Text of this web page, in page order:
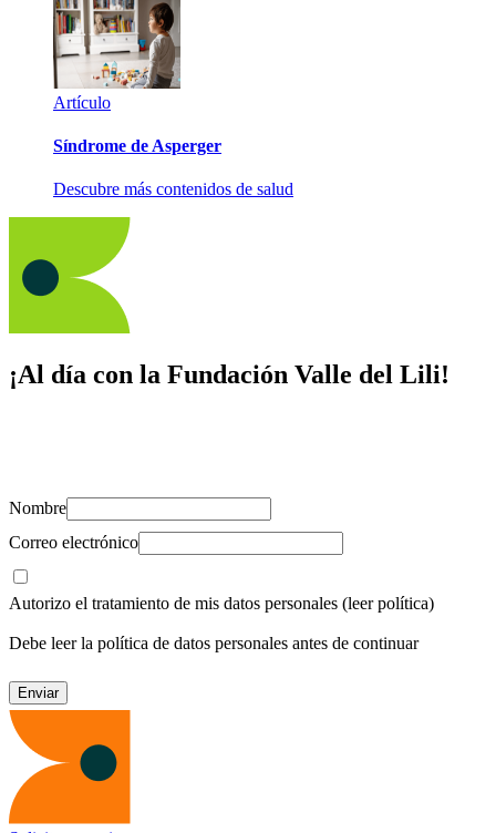
Artículo
Síndrome de Asperger
Descubre más contenidos de salud
¡Al día con la Fundación Valle del Lili!
Nombre
Correo electrónico
Autorizo el tratamiento de mis datos personales (leer política)
Debe leer la política de datos personales antes de continuar